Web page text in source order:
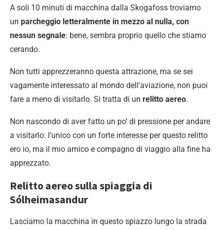
A soli 10 minuti di macchina dalla Skogafoss troviamo
un parcheggio letteralmente in mezzo al nulla, con
nessun segnale: bene, sembra proprio quello che stiamo
cerando.
Non tutti apprezzeranno questa attrazione, ma se sei
vagamente interessato al mondo dell’aviazione, non puoi
fare a meno di visitarlo. Si tratta di un relitto aereo.
Non nascondo di aver fatto un po’ di pressione per andare
a visitarlo: l’unico con un forte interesse per questo relitto
ero io, ma il mio amico e compagno di viaggio alla fine ha
apprezzato.
Relitto aereo sulla spiaggia di
Sólheimasandur
Lasciamo la macchina in questo spiazzo lungo la strada